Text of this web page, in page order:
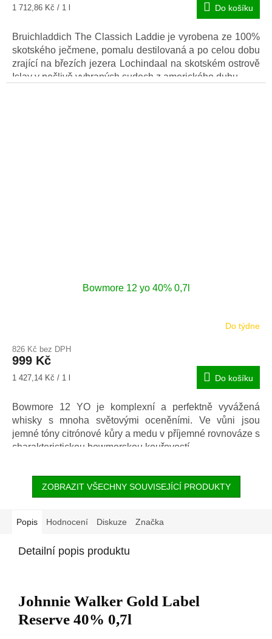
5,0
hvězdiček.
Měrná
1 712,86 Kč / 1 l Do košíku
Bruichladdich The Classich Laddie je vyrobena ze 100%
skotského ječmene, pomalu destilovaná a po celou dobu
zrající na březích jezera Lochindaal na skotském ostrově
Islay v pečlivě vybraných sudech z amerického dubu.
Bowmore 12 yo 40% 0,7l
Do týdne
826 Kč bez DPH
999 Kč
Měrná
1 427,14 Kč / 1 l Do košíku
Bowmore 12 YO je komplexní a perfektně vyvážená
whisky s mnoha světovými oceněními. Ve vůni jsou
jemné tóny citrónové kůry a medu v příjemné rovnováze s
charakteristickou bowmorskou kouřovostí.
ZOBRAZIT VŠECHNY SOUVISEJÍCÍ PRODUKTY
Popis Hodnocení Diskuze Značka
Detailní popis produktu
Johnnie Walker Gold Label
Reserve 40% 0,7l